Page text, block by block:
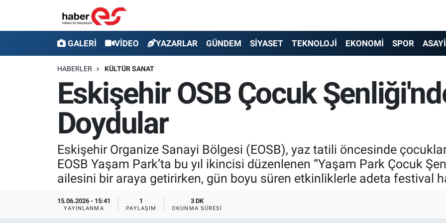
GALERİ VİDEO YAZARLAR GÜNDEM SİYASET TEKNOLOJİ EKONOMİ SPOR
HABERLER KÜLTÜR SANAT
Eskişehir OSB Çocuk
Doydular
Eskişehir Organize Sanayi Bölgesi (EOSB), yaz tatili öncesinde
EOSB Yaşam Park’ta bu yıl ikincisi düzenlenen “Yaşam Park Çocuk
ailesini bir araya getirirken, gün boyu süren etkinliklerle adeta festival
15.06.2026 - 15:41
YAYINLANMA
1
PAYLAŞIM
3 DK
OKUNMA SÜRESI
YAZARLAR
GÜNDEM
TEKNOLOJİ
Eskişehir Nöbetçi Eczaneler
Eskişehir Hava Durumu
Eskişehir Trafik Yoğunluk Haritası
Süper Lig Puan Durumu ve Fikstür
Son Dakika Haberleri